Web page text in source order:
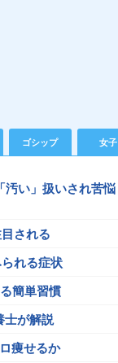
ゴシップ 女子
汚い」扱いされ苦悩
される
れる症状
簡単習慣
士が解説
痩せるか